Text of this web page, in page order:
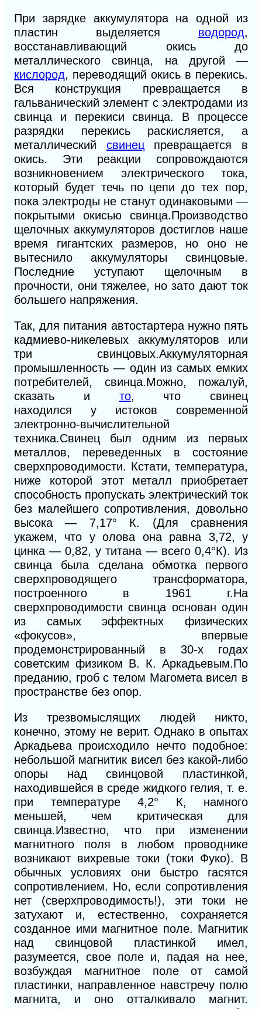
При зарядке аккумулятора на одной из
пластин выделяется водород,
восстанавливающий окись до
металлического свинца, на другой —
кислород, переводящий окись в перекись.
Вся конструкция превращается в
гальванический элемент с электродами из
свинца и перекиси свинца. В процессе
разрядки перекись раскисляется, а
металлический свинецпревращается в
окись. Эти реакции сопровождаются
возникновением электрического тока,
который будет течь по цепи до тех пор,
пока электроды не станут одинаковыми —
покрытыми окисью свинца.Производство
щелочных аккумуляторов достиглов наше
время гигантских размеров, но оно не
вытеснило аккумуляторы свинцовые.
Последние уступают щелочным в
прочности, они тяжелее, но зато дают ток
большего напряжения.
Так, для питания автостартера нужно пять
кадмиево-никелевых аккумуляторов или
три свинцовых.Аккумуляторная
промышленность — один из самых емких
потребителей, свинца.Можно, пожалуй,
сказать и то, что свинец
находился у истоков современной
электронно-вычислительной
техника.Свинец был одним из первых
металлов, переведенных в состояние
сверхпроводимости. Кстати, температура,
ниже которой этот металл приобретает
способность пропускать электрический ток
без малейшего сопротивления, довольно
высока — 7,17° К. (Для сравнения
укажем, что у олова она равна 3,72, у
цинка — 0,82, у титана — всего 0,4°К). Из
свинца была сделана обмотка первого
сверхпроводящего трансформатора,
построенного в 1961 г.На
сверхпроводимости свинца основан один
из самых эффектных физических
«фокусов», впервые
продемонстрированный в 30-х годах
советским физиком В. К. Аркадьевым.По
преданию, гроб с телом Магомета висел в
пространстве без опор.
Из трезвомыслящих людей никто,
конечно, этому не верит. Однако в опытах
Аркадьева происходило нечто подобное:
небольшой магнитик висел без какой-либо
опоры над свинцовой пластинкой,
находившейся в среде жидкого гелия, т. е.
при температуре 4,2° К, намного
меньшей, чем критическая для
свинца.Известно, что при изменении
магнитного поля в любом проводнике
возникают вихревые токи (токи Фуко). В
обычных условиях они быстро гасятся
сопротивлением. Но, если сопротивления
нет (сверхпроводимость!), эти токи не
затухают и, естественно, сохраняется
созданное ими магнитное поле. Магнитик
над свинцовой пластинкой имел,
разумеется, свое поле и, падая на нее,
возбуждая магнитное поле от самой
пластинки, направленное навстречу полю
магнита, и оно отталкивало магнит.